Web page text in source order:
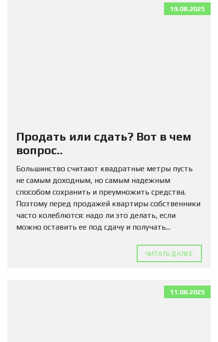
19.08.2025
Продать или сдать? Вот в чем
вопрос..
Большинство считают квадратные метры пусть
не самым доходным, но самым надежным
способом сохранить и преумножить средства.
Поэтому перед продажей квартиры собственники
часто колеблются: надо ли это делать, если
можно оставить ее под сдачу и получать...
ЧИТАТЬ ДАЛЕЕ
11.08.2025